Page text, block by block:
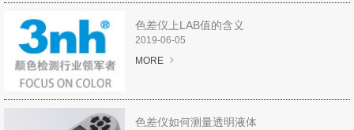
分光密度仪
涂层测厚仪
标准光源箱
色差仪上LAB值的含义
2019-06-05
MORE
色差仪如何测量透明液体